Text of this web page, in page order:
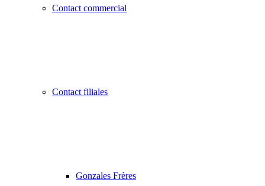
Contact commercial
Contact filiales
Gonzales Frères